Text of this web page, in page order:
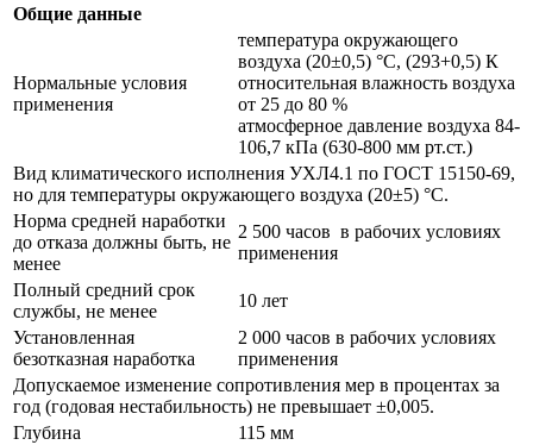
Общие данные
Нормальные условия
применения
температура окружающего
воздуха (20±0,5) °С, (293+0,5) К
относительная влажность воздуха
от 25 до 80 %
атмосферное давление воздуха 84-
106,7 кПа (630-800 мм рт.ст.)
Вид климатического исполнения УХЛ4.1 по ГОСТ 15150-69,
но для температуры окружающего воздуха (20±5) °С.
Норма средней наработки
до отказа должны быть, не
менее
2 500 часов в рабочих условиях
применения
Полный средний срок
службы, не менее
10 лет
Установленная
безотказная наработка
2 000 часов в рабочих условиях
применения
Допускаемое изменение сопротивления мер в процентах за
год (годовая нестабильность) не превышает ±0,005.
Глубина
115 мм